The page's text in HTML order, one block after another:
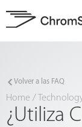
Volver a las FAQ
Home /
¿Utiliza